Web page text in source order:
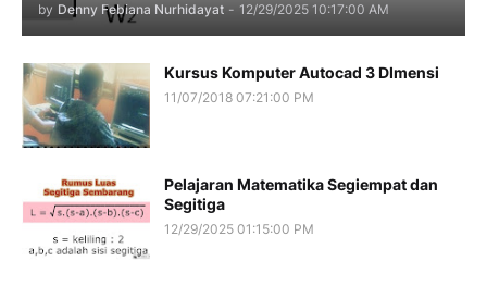
by Denny Febiana Nurhidayat - 12/29/2025 10:17:00 AM
Kursus Komputer Autocad 3 DImensi
11/07/2018 07:21:00 PM
Pelajaran Matematika Segiempat dan
Segitiga
12/29/2025 01:15:00 PM